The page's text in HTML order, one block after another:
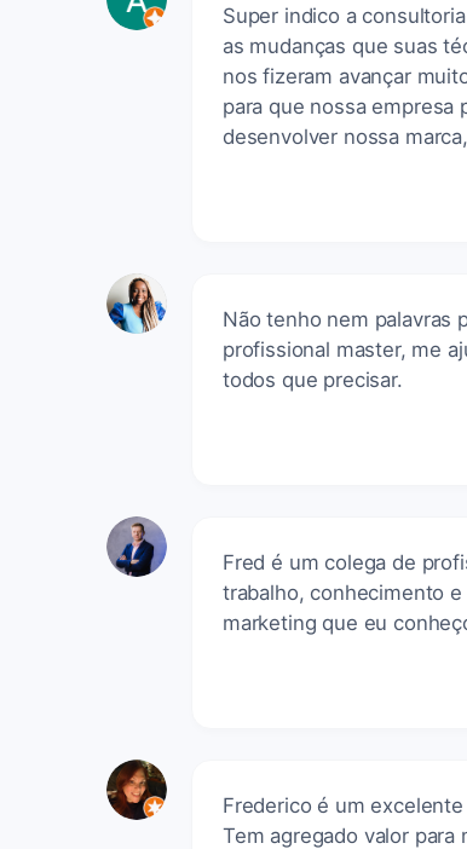
Super indico a
as mudanças que suas
nos fizeram avançar
para que nossa empresa
desenvolver nossa
Não tenho nem palavras
profissional master, me
todos que precisar.
Fred é um colega de
trabalho, conhecimento
marketing que eu
Frederico é um
Tem agregado valor